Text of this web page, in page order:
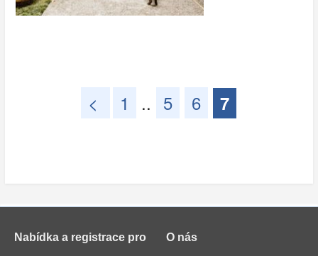
< 1 .. 5 6 7
Nabídka a registrace pro O nás